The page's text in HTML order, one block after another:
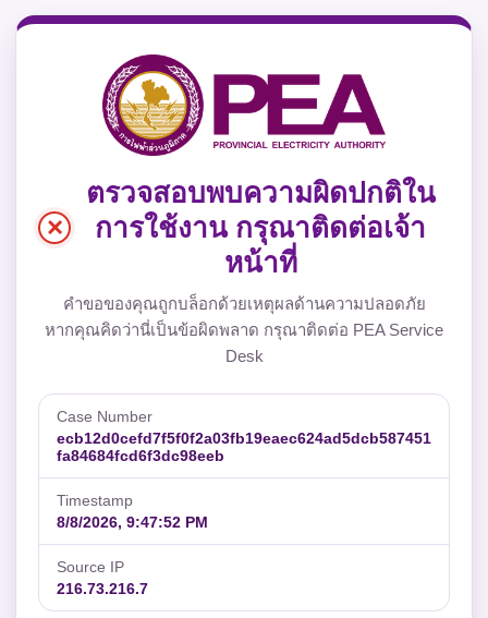
×
ตรวจสอบพบความผิดปกติใน
การใช้งาน กรุณาติดต่อเจ้า
หน้าที่
คำขอของคุณถูกบล็อกด้วยเหตุผลด้านความปลอดภัย
หากคุณคิดว่านี่เป็นข้อผิดพลาด กรุณาติดต่อ PEA Service
Desk
Case Number
ecb12d0cefd7f5f0f2a03fb19eaec624ad5dcb587451
fa84684fcd6f3dc98eeb
Timestamp
8/8/2026, 9:47:52 PM
Source IP
216.73.216.7